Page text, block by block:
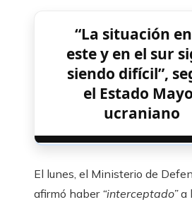
“La situación
este y en el sur
siendo difícil”,
el Estado
ucraniano
El lunes, el Ministerio de
afirmó haber “interceptado”a